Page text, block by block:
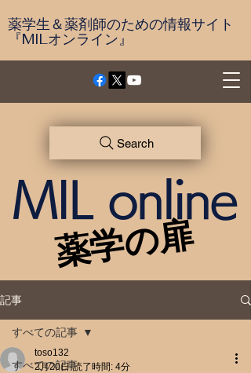
薬学生＆薬剤師のための情報サイト
『MILオンライン』
薬学の扉
薬学の扉
MIL online
Search
記事
すべての記事
すべての記事
toso132
2月20日 読了時間: 4分